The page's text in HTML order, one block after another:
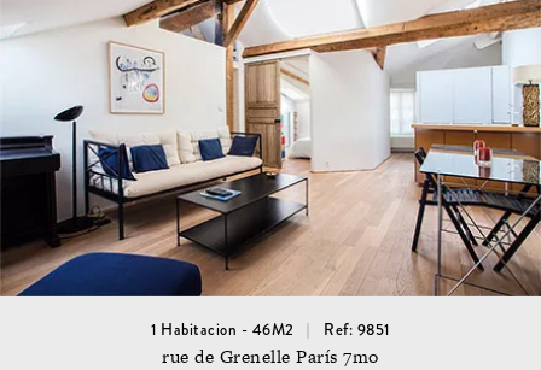
1 Habitacion - 46M2 Ref: 9851
rue de Grenelle París 7mo